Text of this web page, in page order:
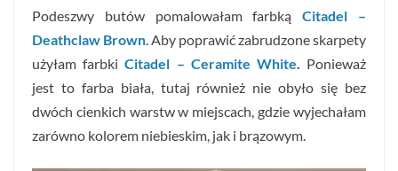
Podeszwy butów pomalowałam farbkąCitadel –
Deathclaw Brown. Aby poprawić zabrudzone skarpety
użyłam farbkiCitadel – Ceramite White. Ponieważ
jest to farba biała, tutaj również nie obyło się bez
dwóch cienkich warstw w miejscach, gdzie wyjechałam
zarówno kolorem niebieskim, jak i brązowym.